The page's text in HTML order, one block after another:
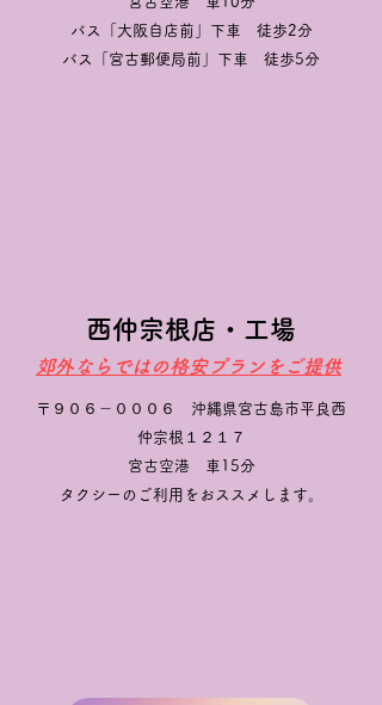
バス「大阪自店前」下車 徒歩2分
バス「宮古郵便局前」下車 徒歩5分
郊外ならではの格安プランをご提供
〒９０６－０００６ 沖縄県宮古島市平良西
仲宗根１２１７
​​宮古空港 車15分
​タクシーのご利用をおススメします。
西仲宗根店・工場